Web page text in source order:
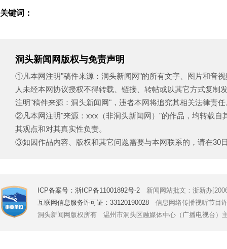
关键词：
洞头新闻网版权与免责声明
①凡本网注明"稿件来源：洞头新闻网"的所有文字、图片和音
人未经本网协议授权不得转载、链接、转帖或以其它方式复
注明"稿件来源：洞头新闻网"，违者本网将追究其相关法律责任
②凡本网注明"来源：xxx（非洞头新闻网）"的作品，均转载自
其观点和对其真实性负责。
③如因作品内容、版权和其它问题需要与本网联系的，请在30
ICP备案号：浙ICP备11001892号-2 新闻网站批文：浙新办
互联网信息服务许可证：33120190028 信息网络传播视听节目
洞头新闻网版权所有 温州市洞头区融媒体中心（广播电视台）